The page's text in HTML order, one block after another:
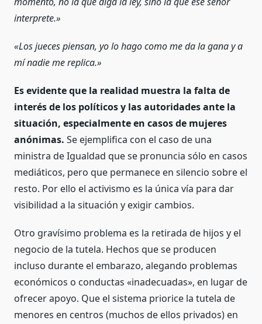
interprete.»
«Los jueces piensan, yo lo hago como me da la gana y a
mí nadie me replica.»
Es evidente que la realidad muestra la falta de
interés de los políticos y las autoridades ante la
situación, especialmente en casos de mujeres
anónimas. Se ejemplifica con el caso de una
ministra de Igualdad que se pronuncia sólo en casos
mediáticos, pero que permanece en silencio sobre el
resto. Por ello el activismo es la única vía para dar
visibilidad a la situación y exigir cambios.
Otro gravísimo problema es la retirada de hijos y el
negocio de la tutela. Hechos que se producen
incluso durante el embarazo, alegando problemas
económicos o conductas «inadecuadas», en lugar de
ofrecer apoyo. Que el sistema priorice la tutela de
menores en centros (muchos de ellos privados) en